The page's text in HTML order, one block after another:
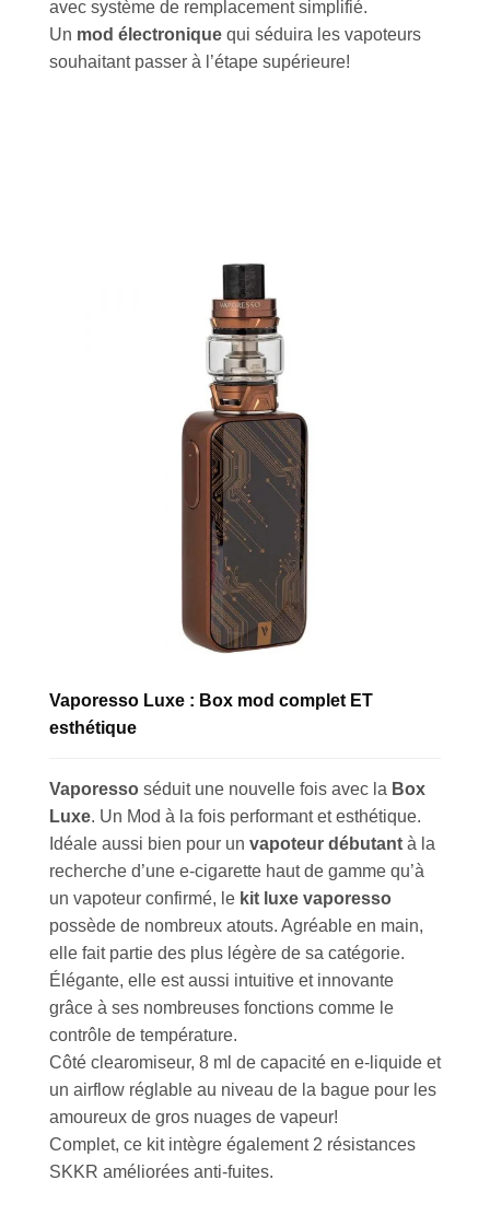
avec système de remplacement simplifié.
Un mod électronique qui séduira les vapoteurs
souhaitant passer à l’étape supérieure!
Vaporesso Luxe : Box mod complet ET
esthétique
Vaporesso séduit une nouvelle fois avec la Box
Luxe. Un Mod à la fois performant et esthétique.
Idéale aussi bien pour un vapoteur débutant à la
recherche d’une e-cigarette haut de gamme qu’à
un vapoteur confirmé, le kit luxe vaporesso
possède de nombreux atouts. Agréable en main,
elle fait partie des plus légère de sa catégorie.
Élégante, elle est aussi intuitive et innovante
grâce à ses nombreuses fonctions comme le
contrôle de température.
Côté clearomiseur, 8 ml de capacité en e-liquide et
un airflow réglable au niveau de la bague pour les
amoureux de gros nuages de vapeur!
Complet, ce kit intègre également 2 résistances
SKKR améliorées anti-fuites.